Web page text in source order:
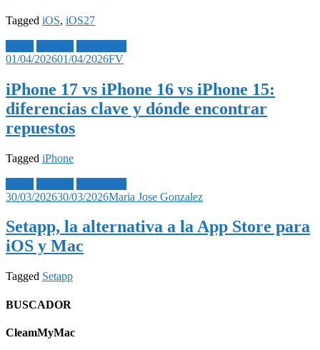
Tagged iOS, iOS27
01/04/202601/04/2026FV
iPhone 17 vs iPhone 16 vs iPhone 15:
diferencias clave y dónde encontrar
repuestos
Tagged iPhone
30/03/202630/03/2026Maria Jose Gonzalez
Setapp, la alternativa a la App Store para
iOS y Mac
Tagged Setapp
BUSCADOR
CleamMyMac